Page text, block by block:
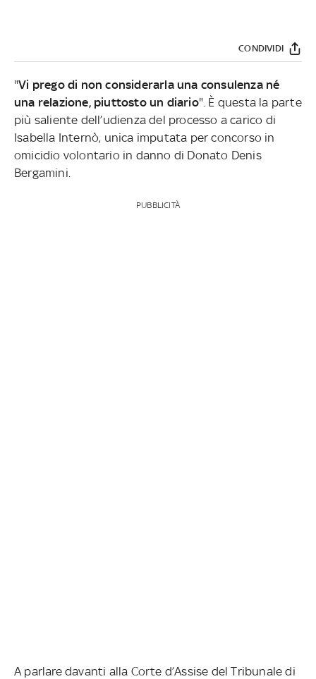
CONDIVIDI
"Vi prego di non considerarla una consulenza né
una relazione, piuttosto un diario". È questa la parte
più saliente dell’udienza del processo a carico di
Isabella Internò, unica imputata per concorso in
omicidio volontario in danno di Donato Denis
Bergamini.
PUBBLICITÀ
A parlare davanti alla Corte d’Assise del Tribunale di